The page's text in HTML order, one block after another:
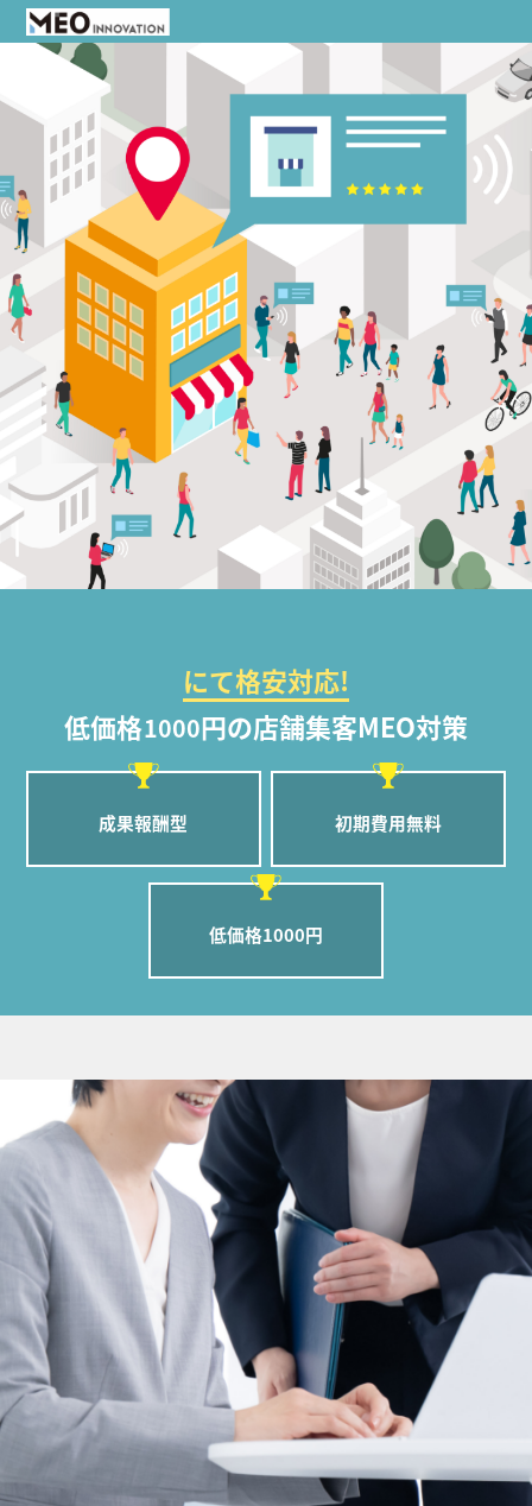
にて格安対応!
低価格1000円の店舗集客MEO対策
成果報酬型 初期費用無料
低価格1000円